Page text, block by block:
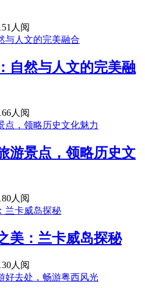
人阅
自然与人文的完美融
人阅
游景点，领略历史文
人阅
美：兰卡威岛探秘
人阅